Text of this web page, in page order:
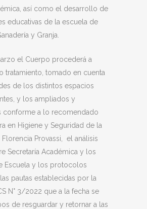
así como el desarrollo de
educativas de la escuela de
y Granja.
el Cuerpo procederá a
tratamiento, tomado en cuenta
de los distintos espacios
y los ampliados y
conforme a lo recomendado
en Higiene y Seguridad de la
Florencia Provassi, el análisis
Secretaría Académica y los
Escuela y los protocolos
pautas establecidas por la
N° 3/2022 que a la fecha se
de resguardar y retornar a las